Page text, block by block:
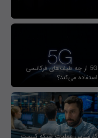
5G از چه طیف‌های فرکانسی
استفاده می‌کند؟